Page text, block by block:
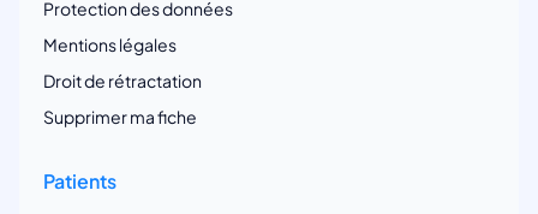
Protection des données
Mentions légales
Droit de rétractation
Supprimer ma fiche
Patients